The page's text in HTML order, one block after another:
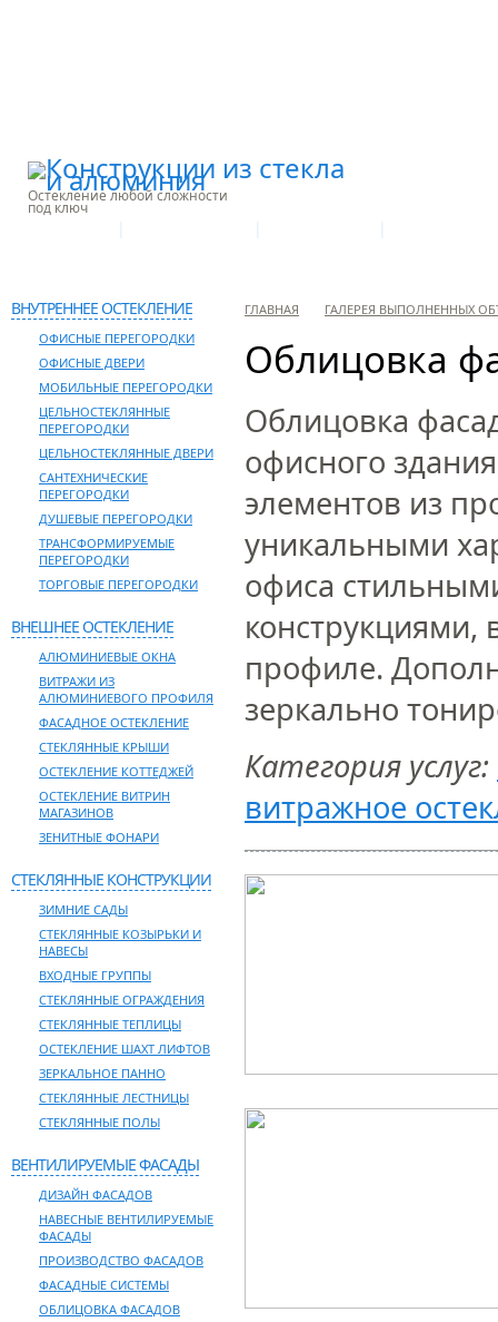
Остекление любой сложности
под ключ
ВНУТРЕННЕЕ ОСТЕКЛЕНИЕ
ОФИСНЫЕ ПЕРЕГОРОДКИ
ОФИСНЫЕ ДВЕРИ
МОБИЛЬНЫЕ ПЕРЕГОРОДКИ
ЦЕЛЬНОСТЕКЛЯННЫЕ
ПЕРЕГОРОДКИ
ЦЕЛЬНОСТЕКЛЯННЫЕ ДВЕРИ
САНТЕХНИЧЕСКИЕ
ПЕРЕГОРОДКИ
ДУШЕВЫЕ ПЕРЕГОРОДКИ
ТРАНСФОРМИРУЕМЫЕ
ПЕРЕГОРОДКИ
ТОРГОВЫЕ ПЕРЕГОРОДКИ
ВНЕШНЕЕ ОСТЕКЛЕНИЕ
АЛЮМИНИЕВЫЕ ОКНА
ВИТРАЖИ ИЗ
АЛЮМИНИЕВОГО ПРОФИЛЯ
ФАСАДНОЕ ОСТЕКЛЕНИЕ
СТЕКЛЯННЫЕ КРЫШИ
ОСТЕКЛЕНИЕ КОТТЕДЖЕЙ
ОСТЕКЛЕНИЕ ВИТРИН
МАГАЗИНОВ
ЗЕНИТНЫЕ ФОНАРИ
СТЕКЛЯННЫЕ КОНСТРУКЦИИ
ЗИМНИЕ САДЫ
СТЕКЛЯННЫЕ КОЗЫРЬКИ И
НАВЕСЫ
ВХОДНЫЕ ГРУППЫ
СТЕКЛЯННЫЕ ОГРАЖДЕНИЯ
СТЕКЛЯННЫЕ ТЕПЛИЦЫ
ОСТЕКЛЕНИЕ ШАХТ ЛИФТОВ
ЗЕРКАЛЬНОЕ ПАННО
СТЕКЛЯННЫЕ ЛЕСТНИЦЫ
СТЕКЛЯННЫЕ ПОЛЫ
ВЕНТИЛИРУЕМЫЕ ФАСАДЫ
ДИЗАЙН ФАСАДОВ
НАВЕСНЫЕ ВЕНТИЛИРУЕМЫЕ
ФАСАДЫ
ПРОИЗВОДСТВО ФАСАДОВ
ФАСАДНЫЕ СИСТЕМЫ
ОБЛИЦОВКА ФАСАДОВ
ГЛАВНАЯ ГАЛЕРЕЯ ВЫПОЛНЕННЫХ
Облицовка
Облицовка
офисного
элементов из
уникальными
офиса
профиле.
зеркально
Категория услуг:
витражное